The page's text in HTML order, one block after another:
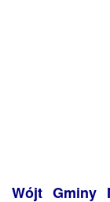
Wójt Gminy